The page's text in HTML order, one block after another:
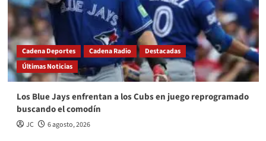
Cadena Deportes Cadena Radio
Destacadas
Últimas Noticias
Los Blue Jays enfrentan a los Cubs en juego reprogramado
buscando el comodín
JC 6 agosto, 2026